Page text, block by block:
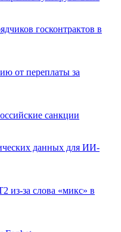
госконтрактов в
от переплаты за
санкции
данных для ИИ-
из-за слова «микс» в